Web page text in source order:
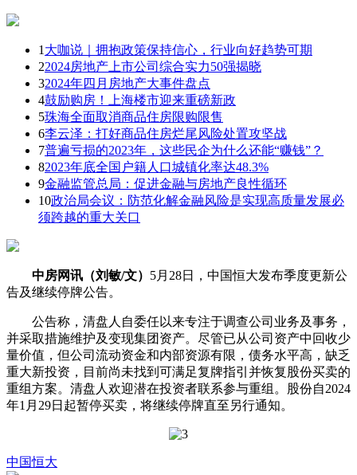
1 大咖说｜拥抱政策保持信心，行业向好趋势可期
22024房地产上市公司综合实力50强揭晓
32024年四月房地产大事件盘点
4鼓励购房！上海楼市迎来重磅新政
5珠海全面取消商品住房限购限售
6李云泽：打好商品住房烂尾风险处置攻坚战
7普遍亏损的2023年，这些民企为什么还能“赚钱”？
82023年底全国户籍人口城镇化率达48.3%
9金融监管总局：促进金融与房地产良性循环
10政治局会议：防范化解金融风险是实现高质量发展必
须跨越的重大关口
中房网讯（刘敏/文） 5月28日，中国恒大发布季度更新公
告及继续停牌公告。
公告称，清盘人自委任以来专注于调查公司业务及事务，
并采取措施维护及变现集团资产。尽管已从公司资产中回收少
量价值，但公司流动资金和内部资源有限，债务水平高，缺乏
重大新投资，目前尚未找到可满足复牌指引并恢复股份买卖的
重组方案。清盘人欢迎潜在投资者联系参与重组。股份自2024
年1月29日起暂停买卖，将继续停牌直至另行通知。
中国恒大